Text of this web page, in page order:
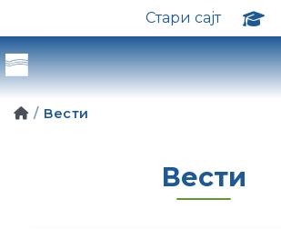
Стари сајт
Вести
Вести